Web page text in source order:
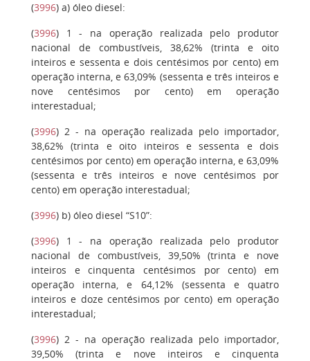
(3996) a) óleo diesel:
(3996) 1
- na operação realizada pelo produtor
nacional de combustíveis, 38,62% (trinta e oito
inteiros e sessenta e dois centésimos por cento) em
operação interna, e 63,09% (sessenta e três inteiros e
nove centésimos por cento) em operação
interestadual;
(3996) 2 - na operação realizada pelo importador,
38,62% (trinta e oito inteiros e sessenta e dois
centésimos por cento) em operação interna, e 63,09%
(sessenta e três inteiros e nove centésimos por
cento) em operação interestadual;
(3996) b) óleo diesel “S10”:
(3996) 1- na operação realizada pelo produtor
nacional de combustíveis, 39,50% (trinta e nove
inteiros e cinquenta centésimos por cento) em
operação interna, e 64,12% (sessenta e quatro
inteiros e doze centésimos por cento) em operação
interestadual;
(3996) 2 - na operação realizada pelo importador,
39,50% (trinta e nove inteiros e cinquenta